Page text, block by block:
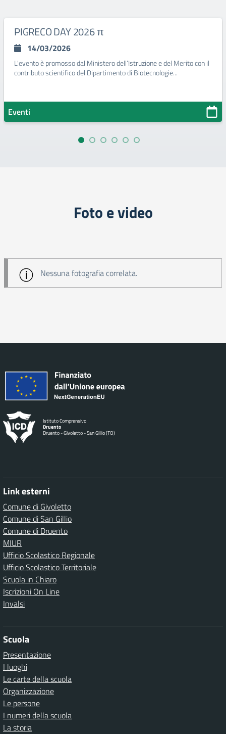
PIGRECO DAY 2026 π
14/03/2026
L'evento è promosso dal Ministero dell’Istruzione e del Merito con il
contributo scientifico del Dipartimento di Biotecnologie...
Eventi
Foto e video
Nessuna fotografia correlata.
Istituto Comprensivo
Druento
Druento - Givoletto - San Gillio (TO)
Link esterni
Comune di Givoletto
Comune di San Gillio
Comune di Druento
MIUR
Ufficio Scolastico Regionale
Ufficio Scolastico Territoriale
Scuola in Chiaro
Iscrizioni On Line
Invalsi
Scuola
Presentazione
I luoghi
Le carte della scuola
Organizzazione
Le persone
I numeri della scuola
La storia